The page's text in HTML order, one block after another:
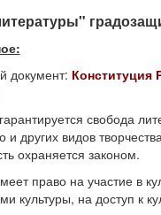
документ: Конституция
свобода
и других видов
охраняется законом.
право на участие в
культуры, на доступ к